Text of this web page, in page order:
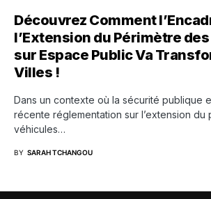
Découvrez Comment
l’Extension du Périmètre
sur Espace Public Va
Villes !
Dans un contexte où la sécurité publique
récente réglementation sur l’extension du
véhicules…
BY SARAH TCHANGOU